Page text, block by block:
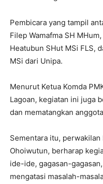
Pembicara yang tampil
Filep Wamafma SH
Heatubun SHut MSi FLS,
MSi dari Unipa.
Menurut Ketua Komda
Lagoan, kegiatan ini juga
dan mematangkan
Sementara itu, perwakilan
Ohoiwutun, berharap
ide-ide, gagasan-
mengatasi masalah-